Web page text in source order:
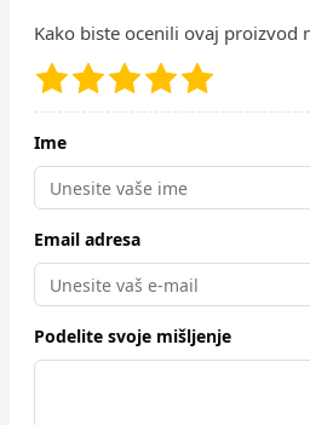
Kako biste ocenili ovaj proizvod
Ime
Email adresa
Podelite svoje mišljenje